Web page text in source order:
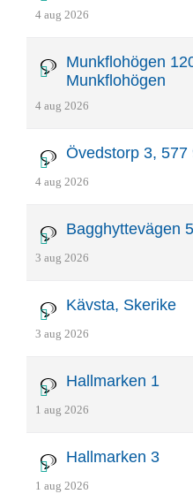
4 aug 2026
Munkflohögen
Munkflohögen
4 aug 2026
Övedstorp 3,
4 aug 2026
Bagghyttevägen
3 aug 2026
Kävsta, Skerike
3 aug 2026
Hallmarken 1
1 aug 2026
Hallmarken 3
1 aug 2026